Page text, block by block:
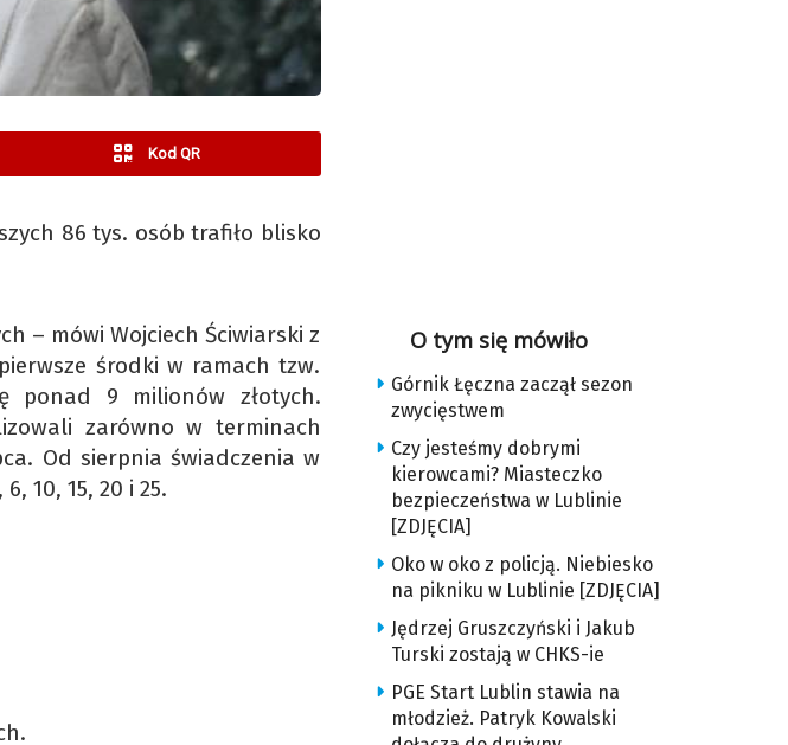
Kod QR
86 tys. osób trafiło blisko
– mówi Wojciech Ściwiarski z
środki w ramach tzw.
ponad 9 milionów złotych.
zarówno w terminach
Od sierpnia świadczenia w
10, 15, 20 i 25.
O tym się mówiło
Górnik Łęczna zaczął sezon
zwycięstwem
Czy jesteśmy dobrymi
kierowcami? Miasteczko
bezpieczeństwa w Lublinie
[ZDJĘCIA]
Oko w oko z policją. Niebiesko
na pikniku w Lublinie [ZDJĘCIA]
Jędrzej Gruszczyński i Jakub
Turski zostają w CHKS-ie
PGE Start Lublin stawia na
młodzież. Patryk Kowalski